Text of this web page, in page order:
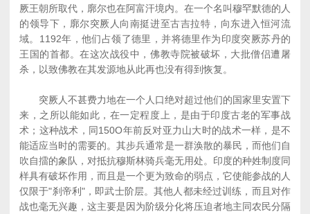
厥王朝所取代，廓尔也在阿富汗境内。在一个名叫穆罕默德的人
的领导下，廓尔突厥人向南挺进至古吉拉特，向东进入恒河流
域。1192年，他们占领了德里，并将德里作为印度突厥苏丹的
王国的首都。在这次战役中，佛教寺院被破坏，大批僧侣遭屠
杀，以致佛教在其发源地从此再也没有得到恢复。
突厥人不甚费力地在一个人口绝对超过他们的国家里安置下
来，之所以能如此，在一定程度上，是由于印度古老的军事战
术；这种战术，同150O年前反对亚力山大时的战术一样，是不
能适应当时的需要的。其步兵通常是一群涣散的暴民，而他们自
吹自擂的象队，对抵抗穆斯林骑兵毫无用处。印度的种姓制度同
样具有破坏作用，而且是一个更为致命的弱点，它使能参战的人
仅限于"刹帝利"，即武士阶层。其他人都未经过训练，而且对作
战也毫无兴趣，这主要是因为阶级分化将压迫者地主同农民分隔